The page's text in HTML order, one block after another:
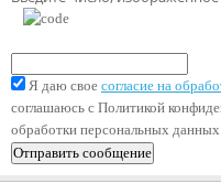
Я даю свое согласие на
соглашаюсь с Политикой
обработки персональных данных